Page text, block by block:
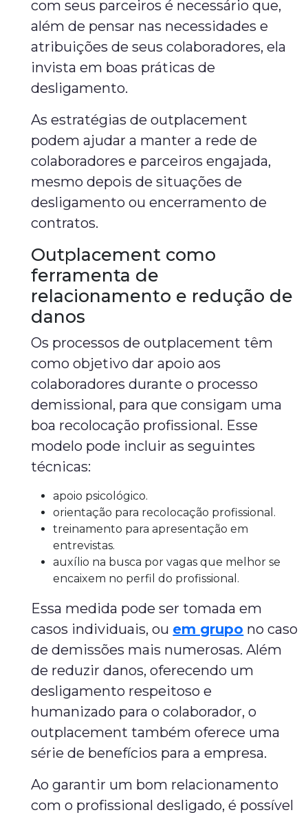
com seus parceiros é necessário que,
além de pensar nas necessidades e
atribuições de seus colaboradores, ela
invista em boas práticas de
desligamento.
As estratégias de outplacement
podem ajudar a manter a rede de
colaboradores e parceiros engajada,
mesmo depois de situações de
desligamento ou encerramento de
contratos.
Outplacement como
ferramenta de
relacionamento e redução de
danos
Os processos de outplacement têm
como objetivo dar apoio aos
colaboradores durante o processo
demissional, para que consigam uma
boa recolocação profissional. Esse
modelo pode incluir as seguintes
técnicas:
apoio psicológico.
orientação para recolocação profissional.
treinamento para apresentação em
entrevistas.
auxílio na busca por vagas que melhor se
encaixem no perfil do profissional.
Essa medida pode ser tomada em
casos individuais, ou em grupo no caso
de demissões mais numerosas. Além
de reduzir danos, oferecendo um
desligamento respeitoso e
humanizado para o colaborador, o
outplacement também oferece uma
série de benefícios para a empresa.
Ao garantir um bom relacionamento
com o profissional desligado, é possível